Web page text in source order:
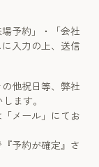
予約」・「会社
入力の上、送信
他祝日等、弊社
ます。
メール」にてお
予約が確定』さ